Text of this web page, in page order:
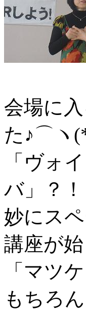
会場に
た♪⌒ヽ
「ヴォ
バ」？！
妙にス
講座が
「マツ
もちろ